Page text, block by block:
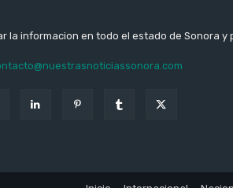
la informacion en todo el estado de Sonora y